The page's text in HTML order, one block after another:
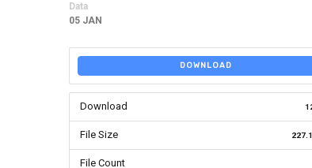
Data
05 JAN
DOWNLOAD
Download
File Size
File Count